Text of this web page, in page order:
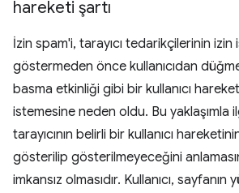
hareketi şartı
İzin spam'i, tarayıcı tedarikçilerinin izin
göstermeden önce kullanıcıdan
basma etkinliği gibi bir kullanıcı
istemesine neden oldu. Bu yaklaşımla
tarayıcının belirli bir kullanıcı
gösterilip gösterilmeyeceğini
imkansız olmasıdır. Kullanıcı,